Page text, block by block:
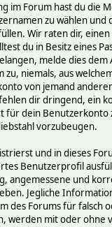
im Forum hast du die
zu wählen und
Wir raten dir,
du in Besitz eines
melde dies dem
zu, niemals, aus
von jemand
dir dringend, ein
für dein Benutzerkonto
vorzubeugen.
und in dieses
Benutzerprofil
angemessene und
Jegliche
des Forums für falsch
werden mit oder ohne